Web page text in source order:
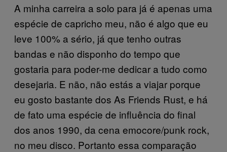
A minha carreira a solo para já é apenas uma
espécie de capricho meu, não é algo que eu
leve 100% a sério, já que tenho outras
bandas e não disponho do tempo que
gostaria para poder-me dedicar a tudo como
desejaria. E não, não estás a viajar porque
eu gosto bastante dos As Friends Rust, e há
de fato uma espécie de influência do final
dos anos 1990, da cena emocore/punk rock,
no meu disco. Portanto essa comparação